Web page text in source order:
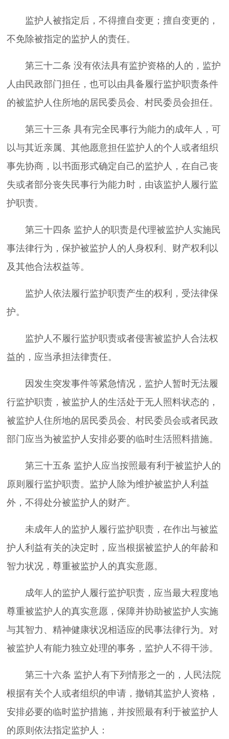
监护人被指定后，不得擅自变更；擅自变更的，
不免除被指定的监护人的责任。
第三十二条 没有依法具有监护资格的人的，监护
人由民政部门担任，也可以由具备履行监护职责条件
的被监护人住所地的居民委员会、村民委员会担任。
第三十三条 具有完全民事行为能力的成年人，可
以与其近亲属、其他愿意担任监护人的个人或者组织
事先协商，以书面形式确定自己的监护人，在自己丧
失或者部分丧失民事行为能力时，由该监护人履行监
护职责。
第三十四条 监护人的职责是代理被监护人实施民
事法律行为，保护被监护人的人身权利、财产权利以
及其他合法权益等。
监护人依法履行监护职责产生的权利，受法律保
护。
监护人不履行监护职责或者侵害被监护人合法权
益的，应当承担法律责任。
因发生突发事件等紧急情况，监护人暂时无法履
行监护职责，被监护人的生活处于无人照料状态的，
被监护人住所地的居民委员会、村民委员会或者民政
部门应当为被监护人安排必要的临时生活照料措施。
第三十五条 监护人应当按照最有利于被监护人的
原则履行监护职责。监护人除为维护被监护人利益
外，不得处分被监护人的财产。
未成年人的监护人履行监护职责，在作出与被监
护人利益有关的决定时，应当根据被监护人的年龄和
智力状况，尊重被监护人的真实意愿。
成年人的监护人履行监护职责，应当最大程度地
尊重被监护人的真实意愿，保障并协助被监护人实施
与其智力、精神健康状况相适应的民事法律行为。对
被监护人有能力独立处理的事务，监护人不得干涉。
第三十六条 监护人有下列情形之一的，人民法院
根据有关个人或者组织的申请，撤销其监护人资格，
安排必要的临时监护措施，并按照最有利于被监护人
的原则依法指定监护人：